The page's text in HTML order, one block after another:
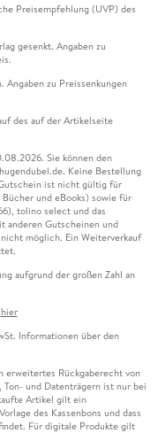
Preisempfehlung (UVP) des
gesenkt. Angaben zu
zu Preissenkungen
des auf der Artikelseite
Sie können den
Keine Bestellung
ist nicht gültig für
und eBooks) sowie für
tolino select und das
anderen Gutscheinen und
möglich. Ein Weiterverkauf
aufgrund der großen Zahl an
hier
Informationen über den
erweitertes Rückgaberecht von
Ton- und Datenträgern ist nur bei
Artikel gilt ein
des Kassenbons und dass
Für digitale Produkte gilt